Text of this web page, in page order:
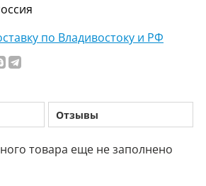
по Владивостоку и РФ
Отзывы
товара еще не заполнено